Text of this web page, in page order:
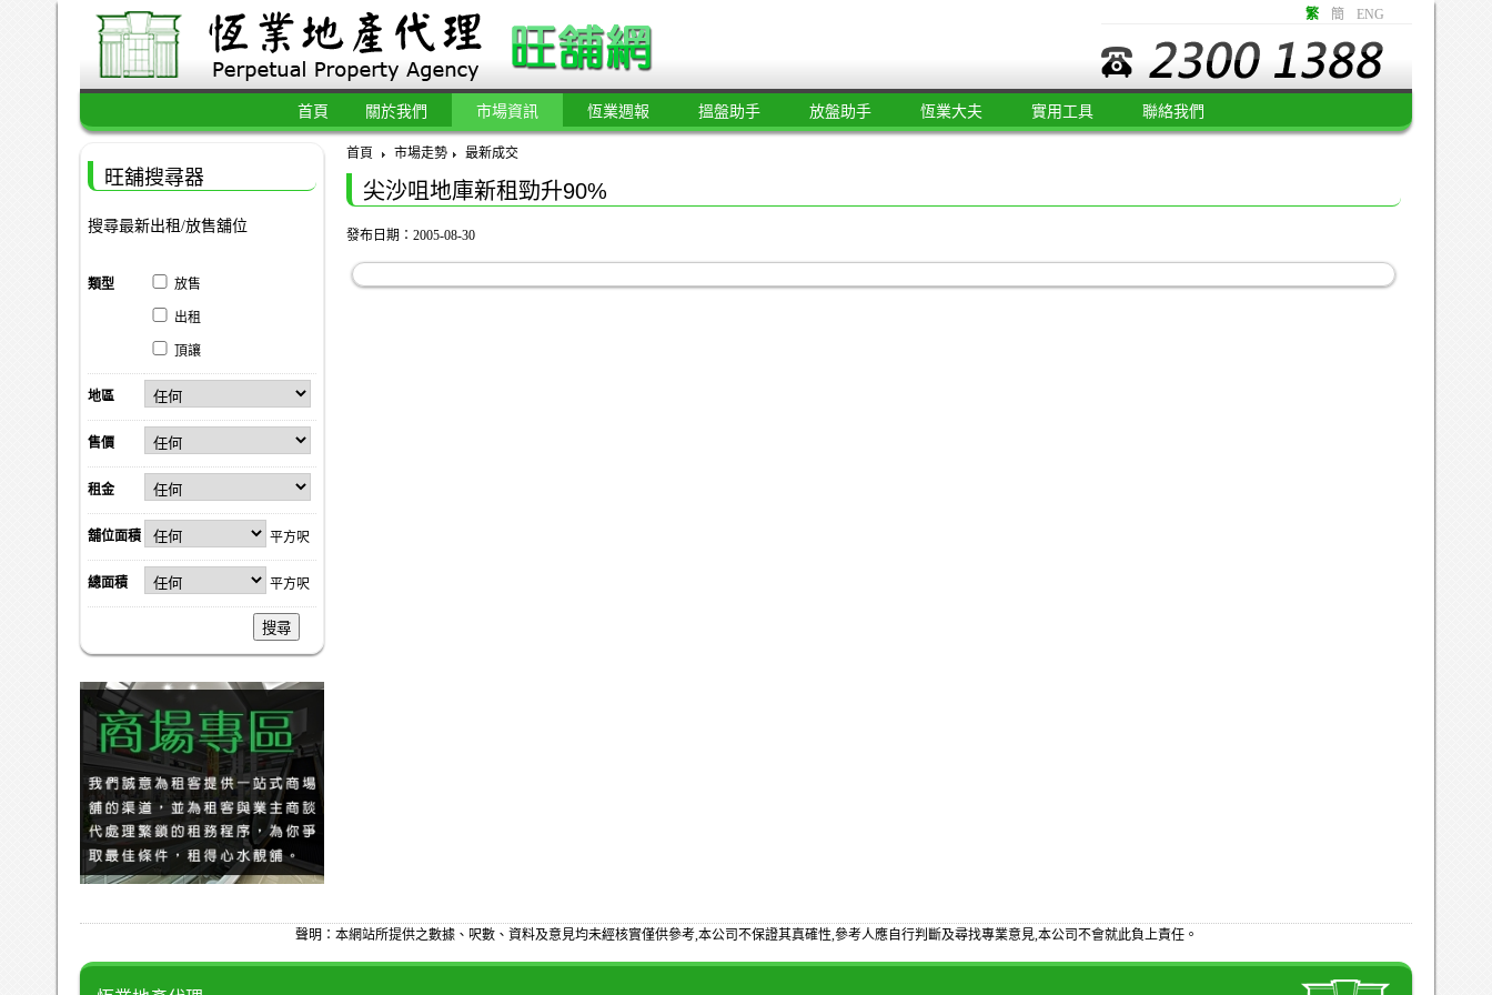
繁 簡 ENG
首頁 關於我們 市場資訊 恆業週報 搵盤助手 放盤助手 恆業大夫 實用工具 聯絡我們
首頁 市場走勢 最新成交
尖沙咀地庫新租勁升90%
發布日期：2005-08-30
旺舖搜尋器
搜尋最新出租/放售舖位
類型 放售
出租
頂讓
地區
售價
租金
舖位面積 平方呎
總面積 平方呎
搜尋
聲明：本網站所提供之數據、呎數、資料及意見均未經核實僅供參考,本公司不保證其真確性,參考人應自行判斷及尋找專業意見,本公司不會就此負上責任。